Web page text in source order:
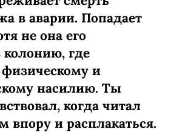
в аварии. Попадает
не она его
колонию, где
физическому и
насилию. Ты
когда читал
впору и расплакаться.